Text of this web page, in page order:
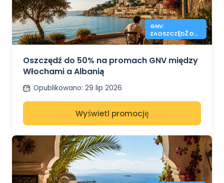
GNV:
ZAOSZCZĘDŹ DO
50% NA
WŁOCHY –
ALBANIA
Oszczędź do 50% na promach GNV między
Włochami a Albanią
Opublikowano: 29 lip 2026
Wyświetl promocję